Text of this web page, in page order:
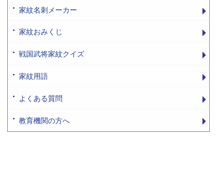
家紋名刺メーカー
家紋おみくじ
戦国武将家紋クイズ
家紋用語
よくある質問
教育機関の方へ